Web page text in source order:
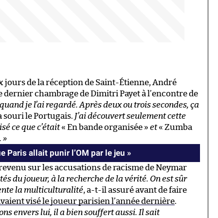
jours de la réception de Saint-Étienne, André
dernier chambrage de Dimitri Payet à l’encontre de
je l’ai regardé. Après deux ou trois secondes, ça
souri le Portugais. J’ai découvert seulement cette
ce que c’était« En bande organisée » et« Zumba
»
Paris allait punir l’OM par le jeu »
sur les accusations de racisme de Neymar
du joueur, à la recherche de la vérité. On est sûr
la multiculturalité, a-t-il assuré avant de faire
visé le joueur parisien l’année dernière.
envers lui, il a bien souffert aussi. Il sait